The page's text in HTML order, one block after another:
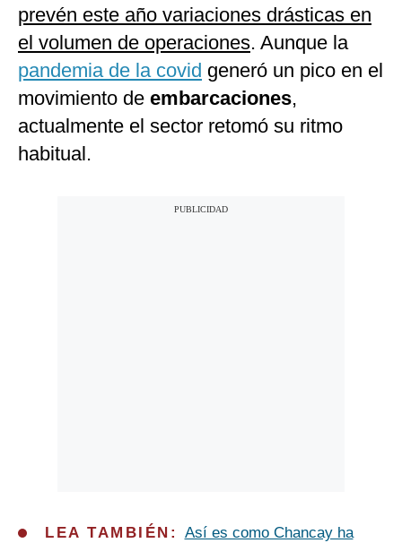
prevén este año variaciones drásticas en
el volumen de operaciones. Aunque la
pandemia de la covid generó un pico en el
movimiento de embarcaciones,
actualmente el sector retomó su ritmo
habitual.
LEA TAMBIÉN: Así es como Chancay ha